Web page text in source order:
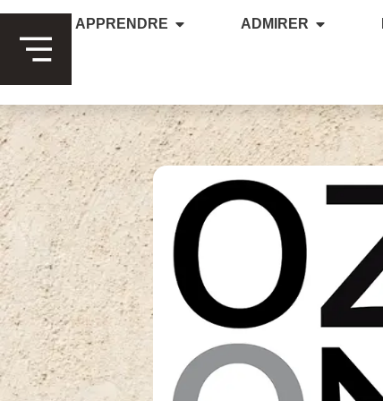
APPRENDRE ADMIRER